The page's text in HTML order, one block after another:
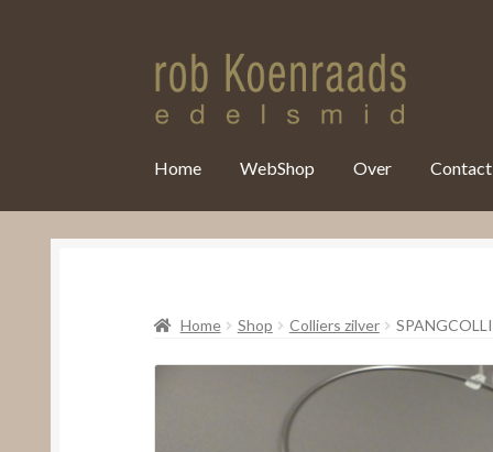
Home WebShop Over Contact
Home Shop Colliers zilver